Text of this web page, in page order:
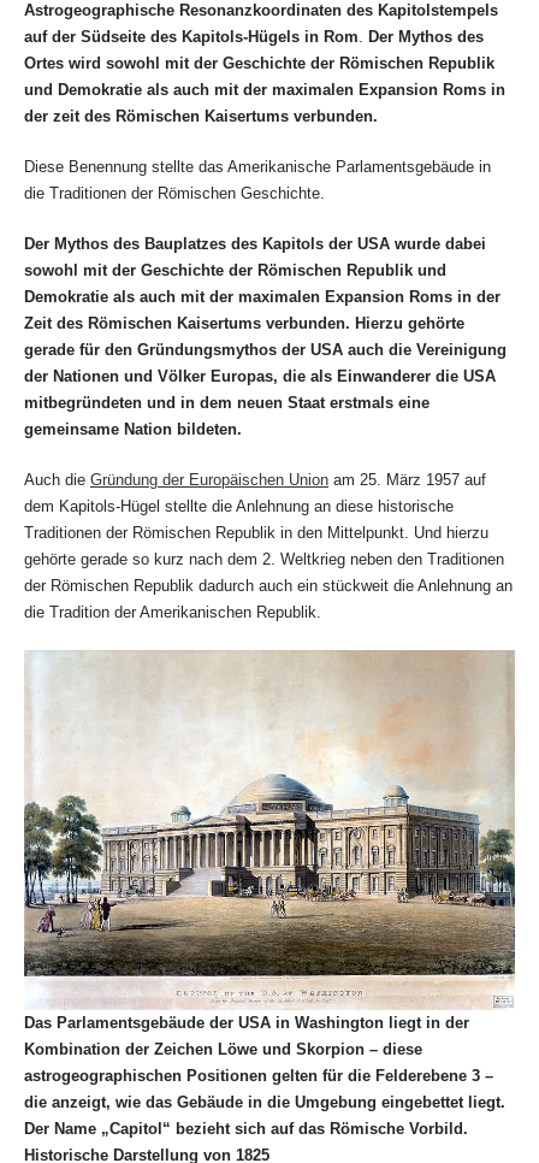
Astrogeographische Resonanzkoordinaten des Kapitolstempels
auf der Südseite des Kapitols-Hügels in Rom
Der Mythos des
Ortes wird sowohl mit der Geschichte der Römischen Republik
und Demokratie als auch mit der maximalen Expansion Roms in
der zeit des Römischen Kaisertums verbunden.
Diese Benennung stellte das Amerikanische Parlamentsgebäude in
die Traditionen der Römischen Geschichte.
Der Mythos des Bauplatzes des Kapitols der USA wurde dabei
sowohl mit der Geschichte der Römischen Republik und
Demokratie als auch mit der maximalen Expansion Roms in der
Zeit des Römischen Kaisertums verbunden. Hierzu gehörte
gerade für den Gründungsmythos der USA auch die Vereinigung
der Nationen und Völker Europas, die als Einwanderer die USA
mitbegründeten und in dem neuen Staat erstmals eine
gemeinsame Nation bildeten.
Auch die Gründung der Europäischen Union am 25. März 1957 auf
dem Kapitols-Hügel stellte die Anlehnung an diese historische
Traditionen der Römischen Republik in den Mittelpunkt. Und hierzu
gehörte gerade so kurz nach dem 2. Weltkrieg neben den Traditionen
der Römischen Republik dadurch auch ein stückweit die Anlehnung an
die Tradition der Amerikanischen Republik.
Das Parlamentsgebäude der USA in Washington liegt in der
Kombination der Zeichen Löwe und Skorpion – diese
astrogeographischen Positionen gelten für die Felderebene 3 –
die anzeigt, wie das Gebäude in die Umgebung eingebettet liegt.
Der Name „Capitol“ bezieht sich auf das Römische Vorbild.
Historische Darstellung von 1825